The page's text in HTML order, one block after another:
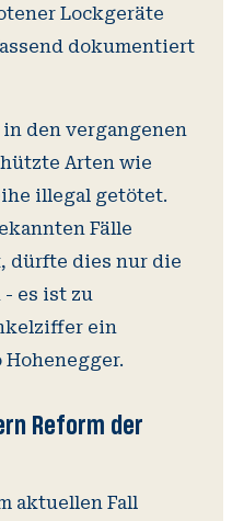
Lockgeräte
dokumentiert
den vergangenen
Arten wie
illegal getötet.
Fälle
dürfte dies nur die
- es ist zu
ein
Hohenegger.
Reform der
aktuellen Fall